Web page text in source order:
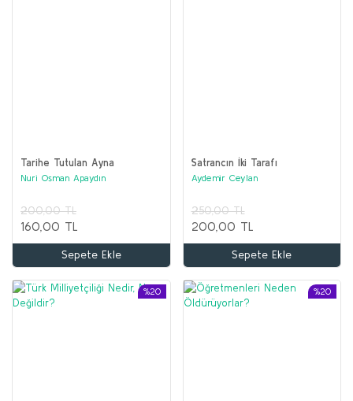
Tarihe Tutulan Ayna
Nuri Osman Apaydın
200,00 TL
160,00 TL
Sepete Ekle
Satrancın İki Tarafı
Aydemir Ceylan
250,00 TL
200,00 TL
Sepete Ekle
%20 %20